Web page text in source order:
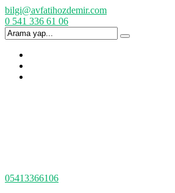
bilgi@avfatihozdemir.com
0 541 336 61 06
05413366106